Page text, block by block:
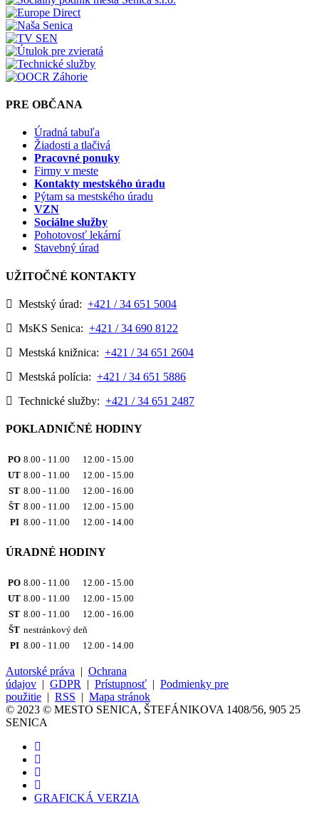
PRE OBČANA
Úradná tabuľa
Žiadosti a tlačivá
Pracovné ponuky
Firmy v meste
Kontakty mestského úradu
Pýtam sa mestského úradu
VZN
Sociálne služby
Pohotovosť lekární
Stavebný úrad
UŽITOČNÉ KONTAKTY
Mestský úrad: +421 / 34 651 5004
MsKS Senica: +421 / 34 690 8122
Mestská knižnica: +421 / 34 651 2604
Mestská polícia: +421 / 34 651 5886
Technické služby: +421 / 34 651 2487
POKLADNIČNÉ HODINY
PO 8.00 - 11.00 12.00 - 15.00
UT 8.00 - 11.00 12.00 - 15.00
ST 8.00 - 11.00 12.00 - 16.00
ŠT 8.00 - 11.00 12.00 - 15.00
PI 8.00 - 11.00 12.00 - 14.00
ÚRADNÉ HODINY
PO 8.00 - 11.00 12.00 - 15.00
UT 8.00 - 11.00 12.00 - 15.00
ST 8.00 - 11.00 12.00 - 16.00
ŠT nestránkový deň
PI 8.00 - 11.00 12.00 - 14.00
Autorské práva | Ochrana
údajov | GDPR | Prístupnosť | Podmienky pre
použitie | RSS | Mapa stránok
© 2023 © MESTO SENICA, ŠTEFÁNIKOVA 1408/56, 905 25
SENICA
GRAFICKÁ VERZIA